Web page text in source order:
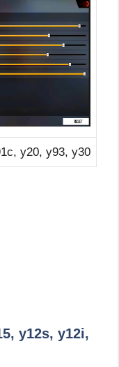
y20, y93, y30
y12s, y12i,